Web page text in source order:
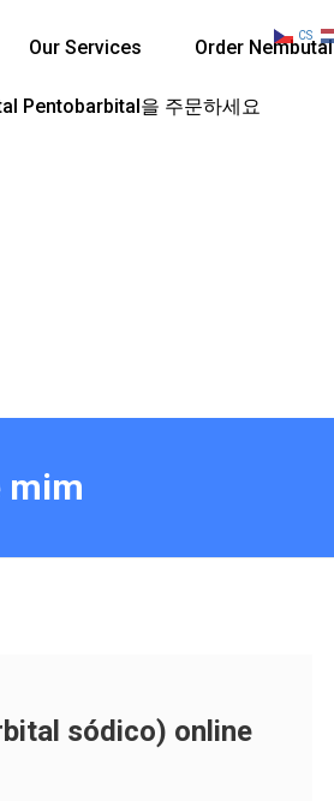
Our Services Order Nembutal
Pentobarbital을 주문하세요
mim
sódico) online
CS